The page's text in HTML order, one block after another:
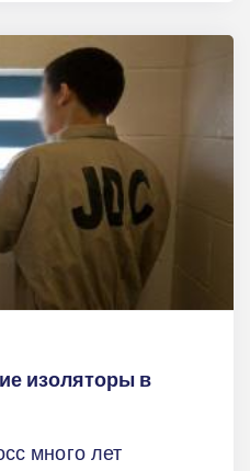
изоляторы в
много лет